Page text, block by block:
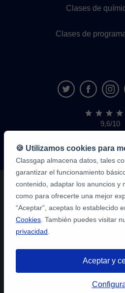
Clases de
Clases de
9,6/10
alumnos
🍪 Utilizamos cookies para
Classgap almacena datos, tales
garantizar el funcionamiento
contenido, adaptar los anuncios y
como para ofrecerte una mejor
“Aceptar”, aceptas lo establecido
Cookies . También puedes visitar
privacidad
Aceptar y